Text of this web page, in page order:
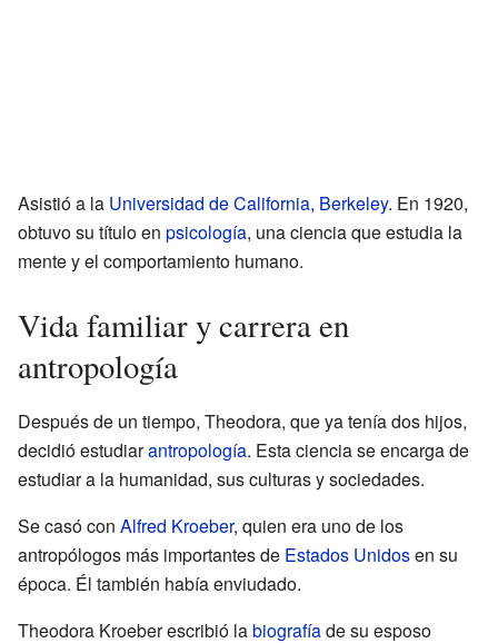
Asistió a la Universidad de California, Berkeley. En 1920,
obtuvo su título en psicología, una ciencia que estudia la
mente y el comportamiento humano.
Vida familiar y carrera en
antropología
Después de un tiempo, Theodora, que ya tenía dos hijos,
decidió estudiarantropología. Esta ciencia se encarga de
estudiar a la humanidad, sus culturas y sociedades.
Se casó con Alfred Kroeber, quien era uno de los
antropólogos más importantes de Estados Unidosen su
época. Él también había enviudado.
Theodora Kroeber escribió labiografíade su esposo